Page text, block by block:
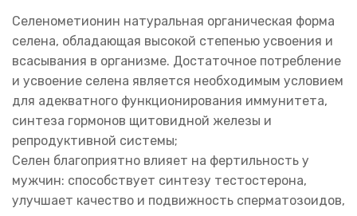
Селенометионин натуральная органическая форма
селена, обладающая высокой степенью усвоения и
всасывания в организме. Достаточное потребление
и усвоение селена является необходимым условием
для адекватного функционирования иммунитета,
синтеза гормонов щитовидной железы и
репродуктивной системы;
Селен благоприятно влияет на фертильность у
мужчин: способствует синтезу тестостерона,
улучшает качество и подвижность сперматозоидов,